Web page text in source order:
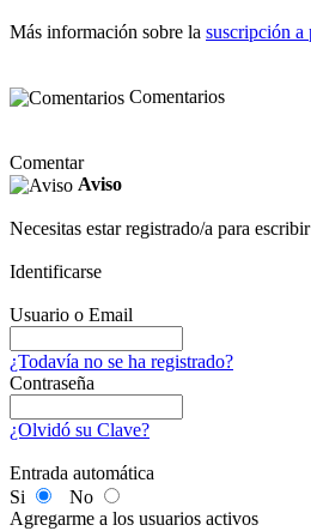
Más información sobre la suscripción a
Comentarios
Comentar
Aviso
Necesitas estar registrado/a para
Identificarse
Usuario o Email
¿Todavía no se ha registrado?
Contraseña
¿Olvidó su Clave?
Entrada automática
Si
No
Agregarme a los usuarios activos